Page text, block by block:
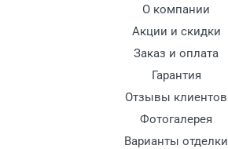
О компании
Акции и скидки
Заказ и оплата
Гарантия
Отзывы клиентов
Фотогалерея
Варианты отделки